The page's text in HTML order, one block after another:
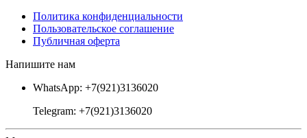
Политика конфиденциальности
Пользовательское соглашение
Публичная оферта
Напишите нам
WhatsApp: +7(921)3136020
Telegram: +7(921)3136020